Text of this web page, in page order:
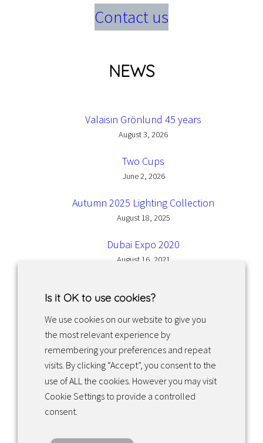
Contact us
NEWS
Valaisin Grönlund 45 years
August 3, 2026
Two Cups
June 2, 2026
Autumn 2025 Lighting Collection
August 18, 2025
Dubai Expo 2020
August 16, 2021
Facebook InstagramLinkedIn
Returns & exchanges
Is it OK to use cookies?
We use cookies on our website to give you
the most relevant experience by
remembering your preferences and repeat
visits. By clicking “Accept”, you consent to the
use of ALL the cookies. However you may visit
Cookie Settings to provide a controlled
consent.